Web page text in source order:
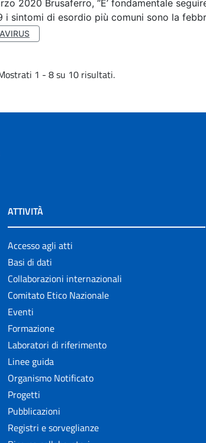
2020 Brusaferro, “E’ fondamentale
i sintomi di esordio più comuni sono la
1 - 8 su 10 risultati.
ATTIVITÀ
Accesso agli atti
Basi di dati
Collaborazioni internazionali
Comitato Etico Nazionale
Eventi
Formazione
Laboratori di riferimento
Linee guida
Organismo Notificato
Progetti
Pubblicazioni
Registri e sorveglianze